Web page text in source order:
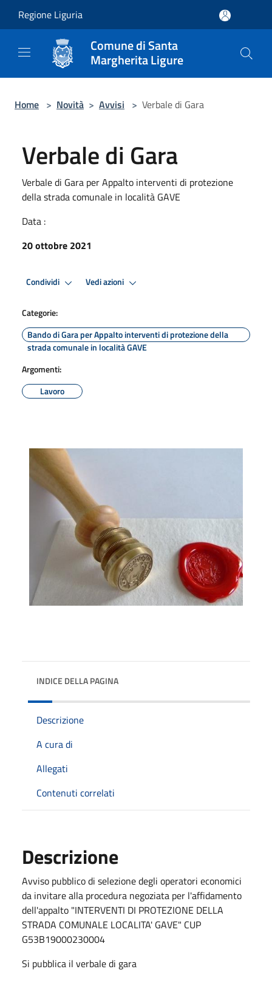
Regione Liguria
Comune di Santa
Margherita Ligure
Home > Novità > Avvisi > Verbale di Gara
Verbale di Gara
Verbale di Gara per Appalto interventi di protezione
della strada comunale in località GAVE
Data :
20 ottobre 2021
Condividi Vedi azioni
Categorie:
Bando di Gara per Appalto interventi di protezione della
strada comunale in località GAVE
Argomenti:
Lavoro
INDICE DELLA PAGINA
Descrizione
A cura di
Allegati
Contenuti correlati
Descrizione
Avviso pubblico di selezione degli operatori economici
da invitare alla procedura negoziata per l'affidamento
dell'appalto "INTERVENTI DI PROTEZIONE DELLA
STRADA COMUNALE LOCALITA' GAVE" CUP
G53B19000230004
Si pubblica il verbale di gara